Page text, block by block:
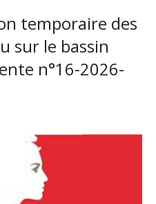
temporaire des
sur le bassin
n°16-2026-